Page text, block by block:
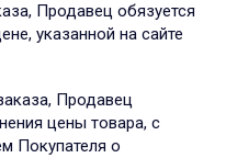
Продавец обязуется
указанной на сайте
Продавец
цены товара, с
Покупателя о